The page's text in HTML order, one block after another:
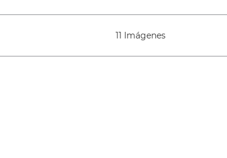
11 Imágenes